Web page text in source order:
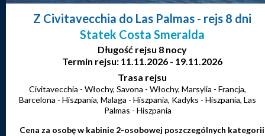
Z Civitavecchia do Las Palmas- rejs 8 dni
Statek Costa Smeralda
Długość rejsu 8 nocy
Termin rejsu: 11.11.2026 - 19.11.2026
Trasa rejsu
Civitavecchia - Włochy, Savona - Włochy, Marsylia - Francja,
Barcelona - Hiszpania, Malaga - Hiszpania, Kadyks - Hiszpania, Las
Palmas - Hiszpania
Cena za osobę w kabinie 2-osobowej poszczególnych kategorii